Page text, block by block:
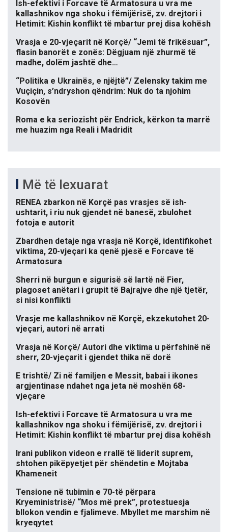
Ish-efektivi i Forcave të Armatosura u vra me
kallashnikov nga shoku i fëmijërisë, zv. drejtori i
Hetimit: Kishin konflikt të mbartur prej disa kohësh
Vrasja e 20-vjeçarit në Korçë/ “Jemi të frikësuar”,
flasin banorët e zonës: Dëgjuam një zhurmë të
madhe, dolëm jashtë dhe…
“Politika e Ukrainës, e njëjtë”/ Zelensky takim me
Vuçiçin, s’ndryshon qëndrim: Nuk do ta njohim
Kosovën
Roma e ka seriozisht për Endrick, kërkon ta marrë
me huazim nga Reali i Madridit
Më të lexuarat
RENEA zbarkon në Korçë pas vrasjes së ish-
ushtarit, i riu nuk gjendet në banesë, zbulohet
fotoja e autorit
Zbardhen detaje nga vrasja në Korçë, identifikohet
viktima, 20-vjeçari ka qenë pjesë e Forcave të
Armatosura
Sherri në burgun e sigurisë së lartë në Fier,
plagoset anëtari i grupit të Bajrajve dhe një tjetër,
si nisi konflikti
Vrasje me kallashnikov në Korçë, ekzekutohet 20-
vjeçari, autori në arrati
Vrasja në Korçë/ Autori dhe viktima u përfshinë në
sherr, 20-vjeçarit i gjendet thika në dorë
E trishtë/ Zi në familjen e Messit, babai i ikones
argjentinase ndahet nga jeta në moshën 68-
vjeçare
Ish-efektivi i Forcave të Armatosura u vra me
kallashnikov nga shoku i fëmijërisë, zv. drejtori i
Hetimit: Kishin konflikt të mbartur prej disa kohësh
Irani publikon videon e rrallë të liderit suprem,
shtohen pikëpyetjet për shëndetin e Mojtaba
Khameneit
Tensione në tubimin e 70-të përpara
Kryeministrisë/ “Mos më prek”, protestuesja
bllokon vendin e fjalimeve. Mbyllet me marshim në
kryeqytet